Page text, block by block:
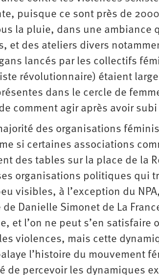
puisque ce sont près de
la pluie, dans une ambiance
et des ateliers divers
lancés par les collectifs
révolutionnaire) étaient
dans le cercle de
comment agir après avoir
des organisations
si certaines associations
des tables sur la place de la
organisations politiques qui
visibles, à l’exception du
Danielle Simonet de La
et l’on ne peut s’en satisfaire
violences, mais cette
l’histoire du mouvement
de percevoir les dynamiques